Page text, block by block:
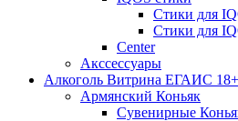
Стики для
Стики для
Сenter
Акссессуары
Алкоголь Витрина ЕГАИС 18+
Армянский Коньяк
Сувенирные